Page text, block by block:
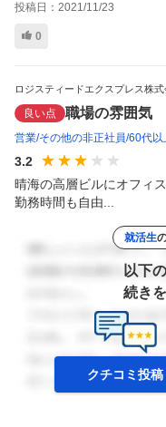
投稿日： 2021/11/23
0
ロジスティードエクスプレス株
良い点 職場の雰囲気
営業 その他の非正社員 60代以
3.2
晴海の高層ビルにオフィ
勤務時間も自由...
就活生
以下
続き
クチコミ投稿